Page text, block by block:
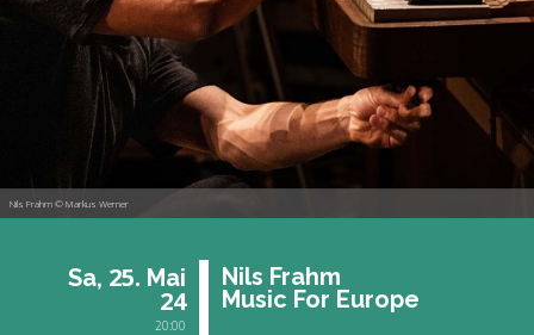
Nils Frahm © Markus Werner
Sa, 25. Mai
24
20:00
Nils Frahm
Music For Eu­ro­pe